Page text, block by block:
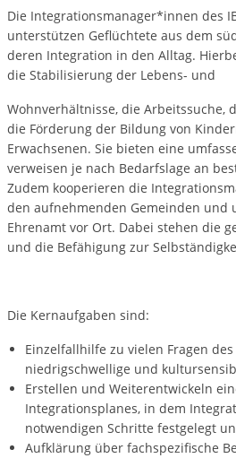
Die Integrationsmanager*innen des
unterstützen Geflüchtete aus dem
deren Integration in den Alltag.
die Stabilisierung der Lebens- und
Wohnverhältnisse, die Arbeitssuche,
die Förderung der Bildung von
Erwachsenen. Sie bieten eine
verweisen je nach Bedarfslage an
Zudem kooperieren die
den aufnehmenden Gemeinden und
Ehrenamt vor Ort. Dabei stehen die
und die Befähigung zur
Die Kernaufgaben sind:
Einzelfallhilfe zu vielen Fragen
niedrigschwellige und
Erstellen und Weiterentwickeln
Integrationsplanes, in dem
notwendigen Schritte festgelegt
Aufklärung über fachspezifische